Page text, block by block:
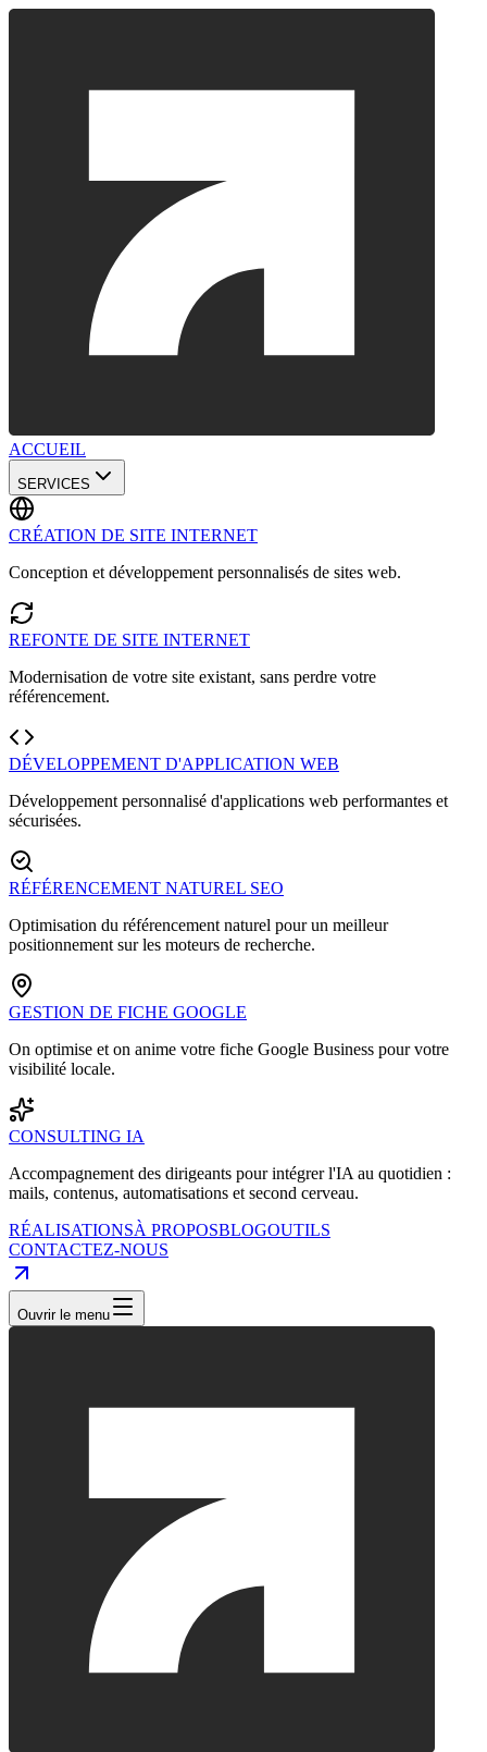
ACCUEIL
SERVICES
CRÉATION DE SITE INTERNET
Conception et développement personnalisés de sites web.
REFONTE DE SITE INTERNET
Modernisation de votre site existant, sans perdre votre
référencement.
DÉVELOPPEMENT D'APPLICATION WEB
Développement personnalisé d'applications web performantes et
sécurisées.
RÉFÉRENCEMENT NATUREL SEO
Optimisation du référencement naturel pour un meilleur
positionnement sur les moteurs de recherche.
GESTION DE FICHE GOOGLE
On optimise et on anime votre fiche Google Business pour votre
visibilité locale.
CONSULTING IA
Accompagnement des dirigeants pour intégrer l'IA au quotidien :
mails, contenus, automatisations et second cerveau.
RÉALISATIONSÀ PROPOSBLOGOUTILS
CONTACTEZ-NOUS
Ouvrir le menu